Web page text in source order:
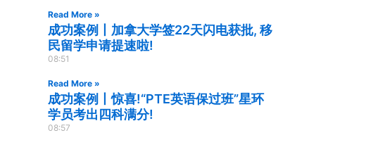
Read More »
成功案例丨加拿大学签22天闪电获批, 移
民留学申请提速啦!
08:51
Read More »
成功案例丨惊喜!“PTE英语保过班”星环
学员考出四科满分!
08:57